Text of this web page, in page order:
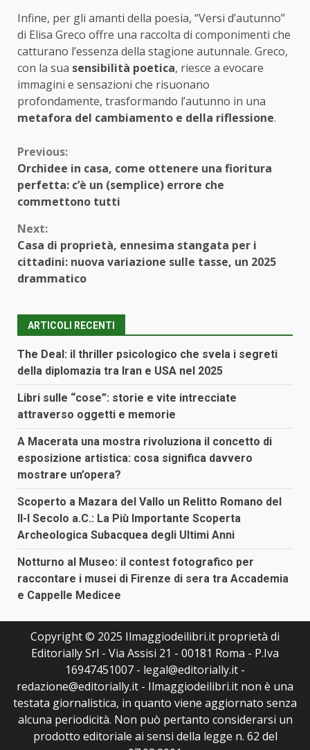
Infine, per gli amanti della poesia, “Versi d’autunno”
di Elisa Greco offre una raccolta di componimenti che
catturano l’essenza della stagione autunnale. Greco,
con la sua sensibilità poetica, riesce a evocare
immagini e sensazioni che risuonano
profondamente, trasformando l’autunno in una
metafora del cambiamento e della riflessione.
Continue
Reading
Previous:
Orchidee in casa, come ottenere una fioritura
perfetta: c’è un (semplice) errore che
commettono tutti
Next:
Casa di proprietà, ennesima stangata per i
cittadini: nuova variazione sulle tasse, un 2025
drammatico
ARTICOLI RECENTI
The Deal: il thriller psicologico che svela i segreti
della diplomazia tra Iran e USA nel 2025
Libri sulle “cose”: storie e vite intrecciate
attraverso oggetti e memorie
A Macerata una mostra rivoluziona il concetto di
esposizione artistica: cosa significa davvero
mostrare un’opera?
Scoperto a Mazara del Vallo un Relitto Romano del
II-I Secolo a.C.: La Più Importante Scoperta
Archeologica Subacquea degli Ultimi Anni
Notturno al Museo: il contest fotografico per
raccontare i musei di Firenze di sera tra Accademia
e Cappelle Medicee
Copyright © 2025 Ilmaggiodeilibri.it proprietà di
Editorially Srl - Via Assisi 21 - 00181 Roma - P.Iva
16947451007 - legal@editorially.it -
redazione@editorially.it - Ilmaggiodeilibri.it non è una
testata giornalistica, in quanto viene aggiornato senza
alcuna periodicità. Non può pertanto considerarsi un
prodotto editoriale ai sensi della legge n. 62 del